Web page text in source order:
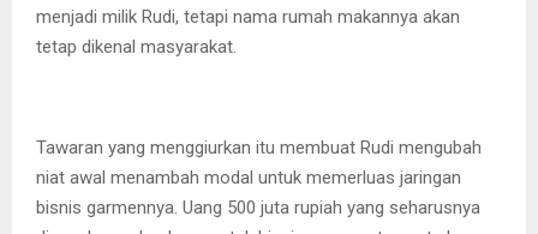
menjadi milik Rudi, tetapi nama rumah makannya akan
tetap dikenal masyarakat.
Tawaran yang menggiurkan itu membuat Rudi mengubah
niat awal menambah modal untuk memerluas jaringan
bisnis garmennya. Uang 500 juta rupiah yang seharusnya